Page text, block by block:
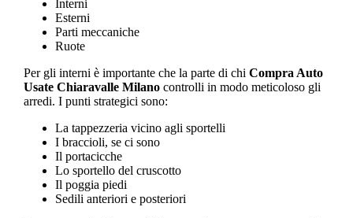
Interni
Esterni
Parti meccaniche
Ruote
Per gli interni è importante che la parte di chi Compra Auto
Usate Chiaravalle Milanocontrolli in modo meticoloso gli
arredi. I punti strategici sono:
La tappezzeria vicino agli sportelli
I braccioli, se ci sono
Il portacicche
Lo sportello del cruscotto
Il poggia piedi
Sedili anteriori e posteriori